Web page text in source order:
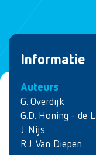
Informatie
Auteurs
G. Overdijk
G.D. Honing - de
J. Nijs
R.J. Van Diepen